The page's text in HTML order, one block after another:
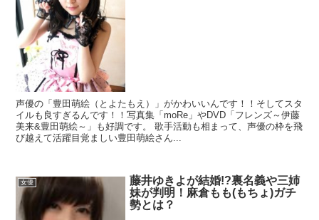
声優の「豊田萌絵（とよたもえ）」がかわいいんです！！そしてスタ
イルも良すぎるんです！！写真集「moRe」やDVD「フレンズ～伊藤
美来&豊田萌絵～」も好調です。 歌手活動も相まって、声優の枠を飛
び越えて活躍目覚ましい豊田萌絵さん...
女優
藤井ゆきよが結婚!?裏名義や三姉
妹が判明！麻倉もも(もちょ)ガチ
勢とは？